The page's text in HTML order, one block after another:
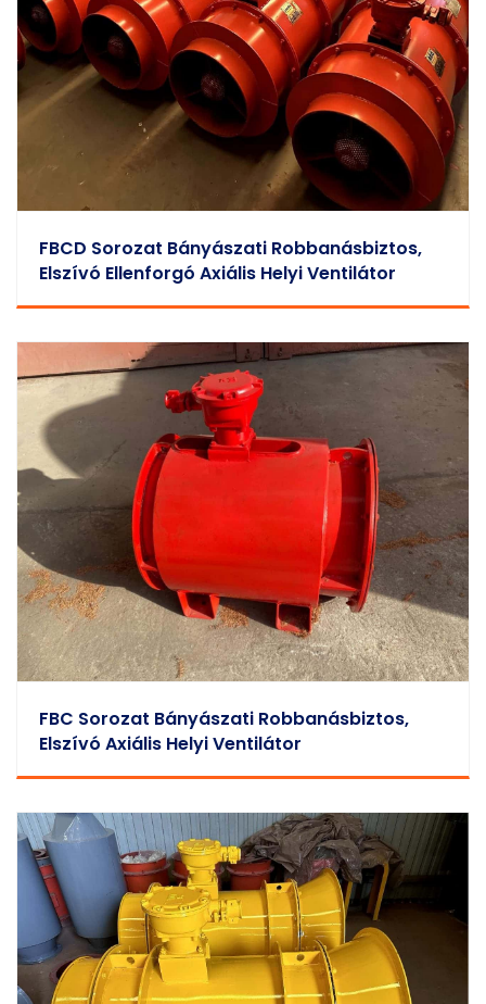
FBCD Sorozat Bányászati Robbanásbiztos,
Elszívó Ellenforgó Axiális Helyi Ventilátor
FBC Sorozat Bányászati Robbanásbiztos,
Elszívó Axiális Helyi Ventilátor